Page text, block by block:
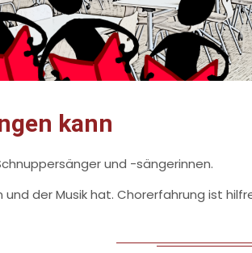
kann
und -sängerinnen.
und der Musik hat. Chorerfahrung ist